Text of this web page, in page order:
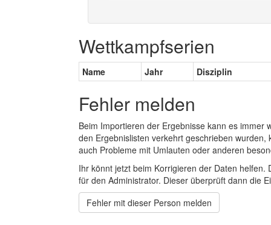
Wettkampfserien
Name Jahr Disziplin
Fehler melden
Beim Importieren der Ergebnisse kann es
den Ergebnislisten verkehrt geschrieben
auch Probleme mit Umlauten oder anderen
Ihr könnt jetzt beim Korrigieren der Daten
für den Administrator. Dieser überprüft dann die
Fehler mit dieser Person melden